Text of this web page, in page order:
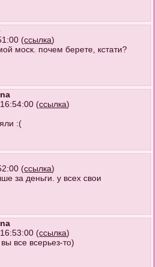
(ссылка)
моск. почем берете, кстати?
(ссылка)
:(
(ссылка)
за деньги. у всех свои
(ссылка)
все всерьез-то)